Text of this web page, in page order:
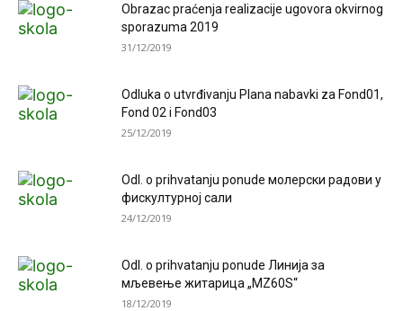
Obrazac praćenja realizacije ugovora okvirnog
sporazuma 2019
31/12/2019
Odluka o utvrđivanju Plana nabavki za Fond01,
Fond 02 i Fond03
25/12/2019
Odl. o prihvatanju ponude молерски радови у
фискултурној сали
24/12/2019
Odl. o prihvatanju ponude Линија за
мљевење житарица „MZ60S“
18/12/2019